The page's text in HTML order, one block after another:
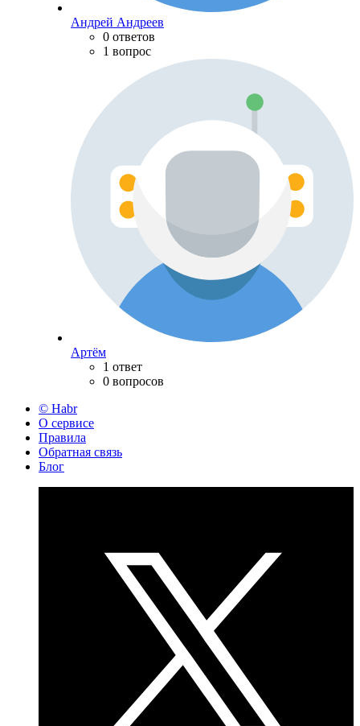
Андрей Андреев
0 ответов
1 вопрос
Артём
1 ответ
0 вопросов
© Habr
О сервисе
Правила
Обратная связь
Блог